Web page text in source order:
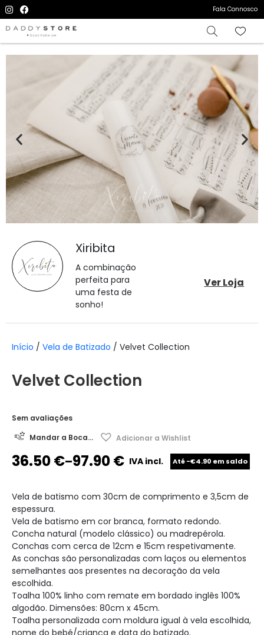
Fala Connosco
Xiribita
A combinação
perfeita para
uma festa de
sonho!
Ver Loja
Início / Vela de Batizado / Velvet Collection
Velvet Collection
Sem avaliações
Mandar a Boca...
Adicionar a Wishlist
36.50€–97.90€ IVA incl. Até -€4.90 em saldo
Vela de batismo com 30cm de comprimento e 3,5cm de
espessura.
Vela de batismo em cor branca, formato redondo.
Concha natural (modelo clássico) ou madrepérola.
Conchas com cerca de 12cm e 15cm respetivamente.
As conchas são personalizadas com laços ou elementos
semelhantes aos presentes na decoração da vela
escolhida.
Toalha 100% linho com remate em bordado inglês 100%
algodão. Dimensões: 80cm x 45cm.
Toalha personalizada com moldura igual à vela escolhida,
nome do bebé/criança e data do batizado.